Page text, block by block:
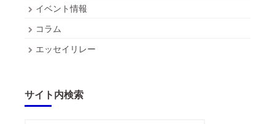
イベント情報
コラム
エッセイリレー
サイト内検索